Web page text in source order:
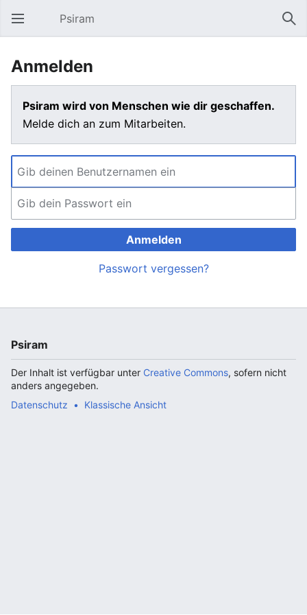
Hauptmenü öffnen Psiram
Anmelden
Psiram wird von Menschen wie dir geschaffen.
Melde dich an zum Mitarbeiten.
Anmelden
Passwort vergessen?
Psiram
Der Inhalt ist verfügbar unter Creative Commons, sofern nicht
anders angegeben.
Datenschutz
Klassische Ansicht